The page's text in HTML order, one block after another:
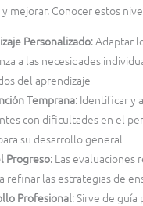
mejorar. Conocer estos
Personalizado: Adaptar
a las necesidades
del aprendizaje
Temprana: Identificar y
con dificultades en el
su desarrollo general
Progreso: Las evaluaciones
refinar las estrategias de
Profesional: Sirve de